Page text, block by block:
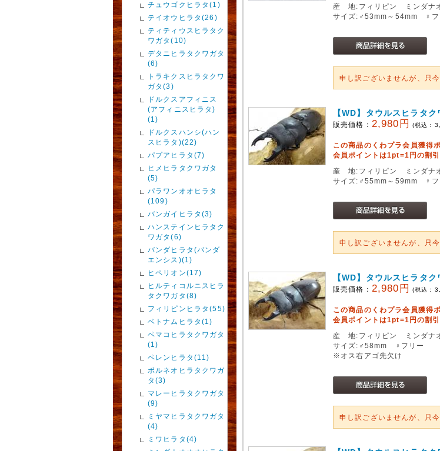
チュウゴクヒラタ(1)
テイオウヒラタ(26)
ティティウスヒラタク
ワガタ(10)
デタニヒラタクワガタ
(6)
トラキクスヒラタクワ
ガタ(3)
ドルクスアフィニス
(アフィニスヒラタ)
(1)
ドルクスハンシ(ハン
スヒラタ)(22)
パプアヒラタ(7)
ヒメヒラタクワガタ
(5)
パラワンオオヒラタ
(109)
バンガイヒラタ(3)
ハンステインヒラタク
ワガタ(6)
バンダヒラタ(バンダ
エンシス)(1)
ヒペリオン(17)
ヒルティコルニスヒラ
タクワガタ(8)
フィリピンヒラタ(55)
ベトナムヒラタ(1)
ペマコヒラタクワガタ
(1)
ペレンヒラタ(11)
ボルネオヒラタクワガ
タ(3)
マレーヒラタクワガタ
(9)
ミヤマヒラタクワガタ
(4)
ミワヒラタ(4)
産 地:フィリピン ミンダナ
サイズ:♂53mm～54mm ♀フ
申し訳ございませんが、只
【WD】タウルスヒラタ
販売価格： 2,980円 (税込：
この商品のくわプラ会員獲得
会員ポイントは1pt=1円の割
産 地:フィリピン ミンダナ
サイズ:♂55mm～59mm ♀フ
申し訳ございませんが、只
【WD】タウルスヒラタ
販売価格： 2,980円 (税込：
この商品のくわプラ会員獲得
会員ポイントは1pt=1円の割
産 地:フィリピン ミンダナ
サイズ:♂58mm ♀フリー
※オス右アゴ先欠け
申し訳ございませんが、只